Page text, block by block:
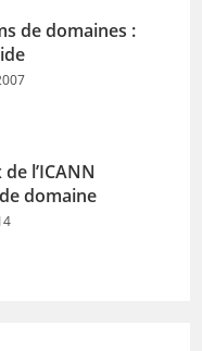
de domaines :
l’ICANN
domaine